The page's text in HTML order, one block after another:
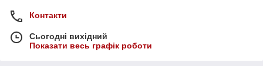
Контакти
Сьогодні вихідний
Показати весь графік роботи